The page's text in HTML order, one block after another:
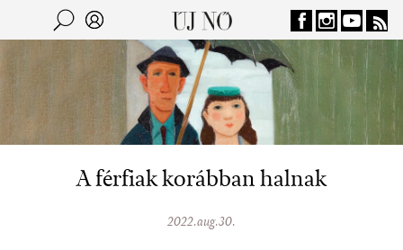
Jump to navigation
Kereső
A férfiak korábban halnak
2022.aug.30.